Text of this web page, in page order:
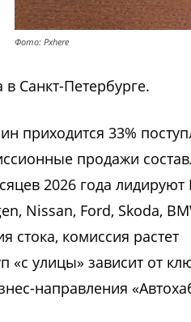
Фото: Pxhere
Санкт-Петербурге.
приходится 33%
продажи
2026 года лидируют
Nissan, Ford, Skoda,
стока, комиссия растет
«с улицы» зависит от
направления